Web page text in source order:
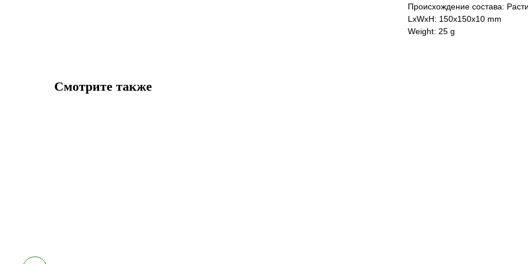
Происхождение состава:
LxWxH: 150x150x10 mm
Weight: 25 g
Смотрите также